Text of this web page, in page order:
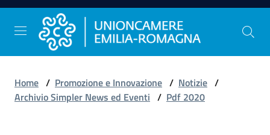
Vai al contenuto
Vai alla navigazione
Vai al footer
Comunicazione
Home / Promozione e Innovazione / Notizie /
Archivio Simpler News ed Eventi / Pdf 2020